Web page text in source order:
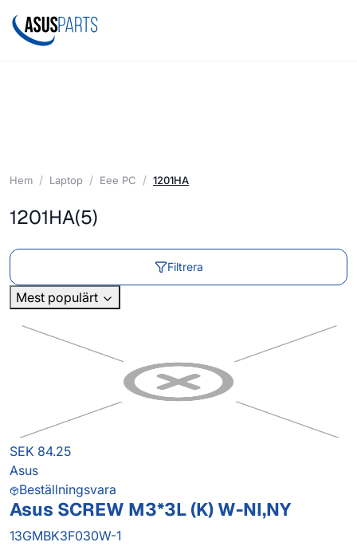
Hem Laptop Eee PC 1201HA
1201HA(5)
Filtrera
Mest populärt
SEK 84.25
Asus
Beställningsvara
Asus SCREW M3*3L (K) W-NI,NY
13GMBK3F030W-1